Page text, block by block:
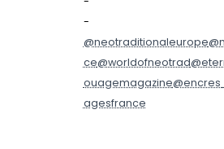
-
@neotraditionaleurope
ce@worldofneotrad
ouagemagazine
agesfrance